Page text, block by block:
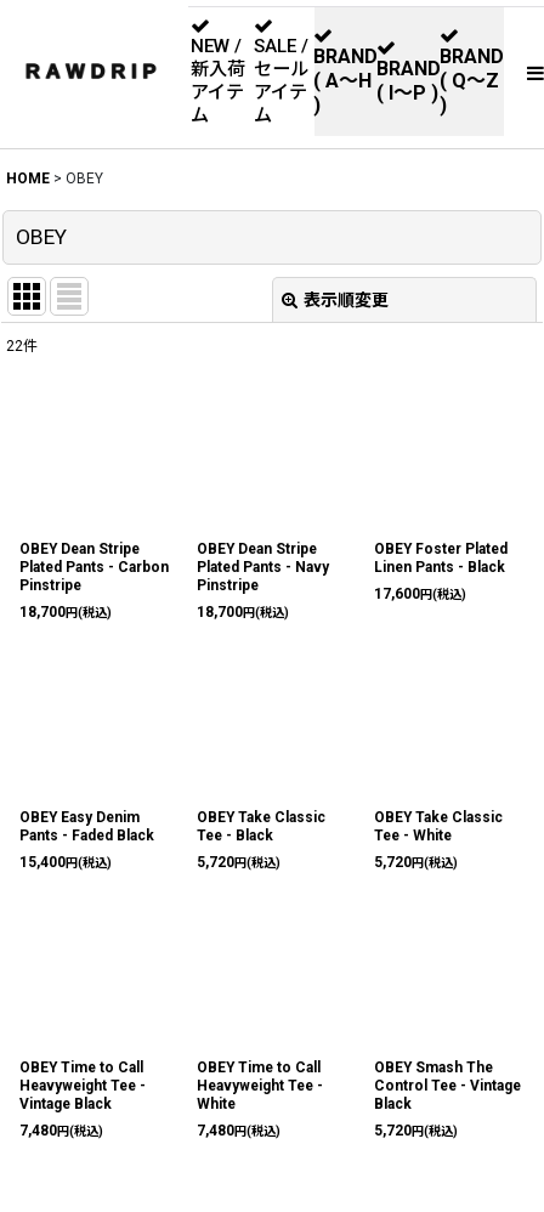
NEW /
新入荷
アイテ
ム
SALE /
セール
アイテ
ム
BRAND
( A〜H
)
BRAND
( I〜P )
BRAND
( Q〜Z
)
HOME > OBEY
OBEY
表示順変更
22件
OBEY Dean Stripe
Plated Pants - Carbon
Pinstripe
18,700円(税込)
OBEY Dean Stripe
Plated Pants - Navy
Pinstripe
18,700円(税込)
OBEY Foster Plated
Linen Pants - Black
17,600円(税込)
OBEY Easy Denim
Pants - Faded Black
15,400円(税込)
OBEY Take Classic
Tee - Black
5,720円(税込)
OBEY Take Classic
Tee - White
5,720円(税込)
OBEY Time to Call
Heavyweight Tee -
Vintage Black
7,480円(税込)
OBEY Time to Call
Heavyweight Tee -
White
7,480円(税込)
OBEY Smash The
Control Tee - Vintage
Black
5,720円(税込)